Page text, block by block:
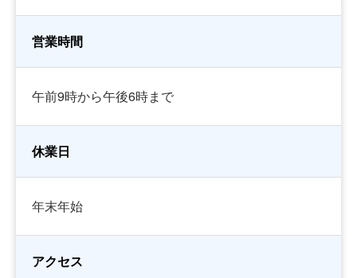
営業時間
午前9時から午後6時まで
休業日
年末年始
アクセス